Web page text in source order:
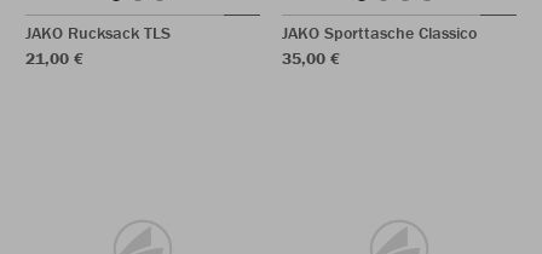
JAKO Rucksack TLS
21,00 €
JAKO Sporttasche Classico
35,00 €